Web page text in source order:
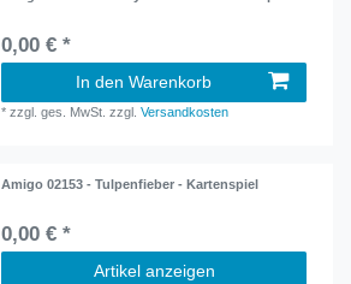
0,00 € *
In den Warenkorb
*zzgl. ges. MwSt. zzgl.Versandkosten
Amigo 02153 - Tulpenfieber - Kartenspiel
0,00 € *
Artikel anzeigen